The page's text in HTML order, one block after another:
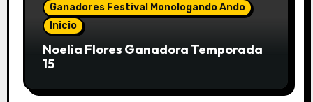
Ganadores Festival Monologando Ando
Inicio
Noelia Flores Ganadora Temporada
15